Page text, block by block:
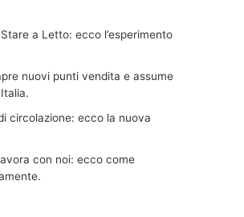
a Letto: ecco l’esperimento
nuovi punti vendita e assume
circolazione: ecco la nuova
con noi: ecco come